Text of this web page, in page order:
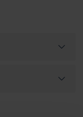
całkowicie